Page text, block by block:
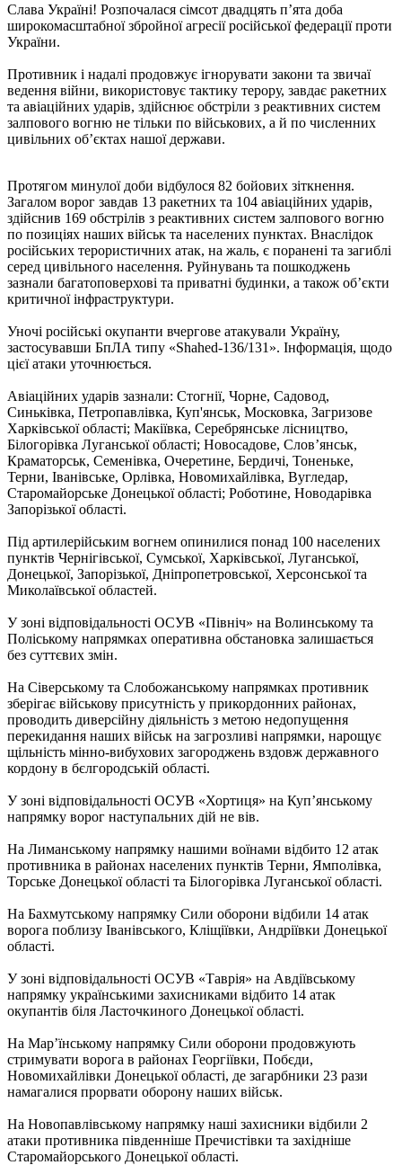
Слава Україні! Розпочалася сімсот двадцять п’ята доба
широкомасштабної збройної агресії російської федерації проти
України.
Противник і надалі продовжує ігнорувати закони та звичаї
ведення війни, використовує тактику терору, завдає ракетних
та авіаційних ударів, здійснює обстріли з реактивних систем
залпового вогню не тільки по військових, а й по численних
цивільних об’єктах нашої держави.
Протягом минулої доби відбулося 82 бойових зіткнення.
Загалом ворог завдав 13 ракетних та 104 авіаційних ударів,
здійснив 169 обстрілів з реактивних систем залпового вогню
по позиціях наших військ та населених пунктах. Внаслідок
російських терористичних атак, на жаль, є поранені та загиблі
серед цивільного населення. Руйнувань та пошкоджень
зазнали багатоповерхові та приватні будинки, а також об’єкти
критичної інфраструктури.
Уночі російські окупанти вчергове атакували Україну,
застосувавши БпЛА типу «Shahed-136/131». Інформація, щодо
цієї атаки уточнюється.
Авіаційних ударів зазнали: Стогнії, Чорне, Садовод,
Синьківка, Петропавлівка, Куп'янськ, Московка, Загризове
Харківської області; Макіївка, Серебрянське лісництво,
Білогорівка Луганської області; Новосадове, Слов’янськ,
Краматорськ, Семенівка, Очеретине, Бердичі, Тоненьке,
Терни, Іванівське, Орлівка, Новомихайлівка, Вугледар,
Старомайорське Донецької області; Роботине, Новодарівка
Запорізької області.
Під артилерійським вогнем опинилися понад 100 населених
пунктів Чернігівської, Сумської, Харківської, Луганської,
Донецької, Запорізької, Дніпропетровської, Херсонської та
Миколаївської областей.
У зоні відповідальності ОСУВ «Північ» на Волинському та
Поліському напрямках оперативна обстановка залишається
без суттєвих змін.
На Сіверському та Слобожанському напрямках противник
зберігає військову присутність у прикордонних районах,
проводить диверсійну діяльність з метою недопущення
перекидання наших військ на загрозливі напрямки, нарощує
щільність мінно-вибухових загороджень вздовж державного
кордону в бєлгородській області.
У зоні відповідальності ОСУВ «Хортиця» на Куп’янському
напрямку ворог наступальних дій не вів.
На Лиманському напрямку нашими воїнами відбито 12 атак
противника в районах населених пунктів Терни, Ямполівка,
Торське Донецької області та Білогорівка Луганської області.
На Бахмутському напрямку Сили оборони відбили 14 атак
ворога поблизу Іванівського, Кліщіївки, Андріївки Донецької
області.
У зоні відповідальності ОСУВ «Таврія» на Авдіївському
напрямку українськими захисниками відбито 14 атак
окупантів біля Ласточкиного Донецької області.
На Мар’їнському напрямку Сили оборони продовжують
стримувати ворога в районах Георгіївки, Побєди,
Новомихайлівки Донецької області, де загарбники 23 рази
намагалися прорвати оборону наших військ.
На Новопавлівському напрямку наші захисники відбили 2
атаки противника південніше Пречистівки та західніше
Старомайорського Донецької області.